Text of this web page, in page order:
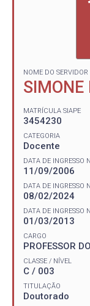
NOME DO SERVIDOR
SIMONE
MATRÍCULA SIAPE
3454230
CATEGORIA
Docente
DATA DE INGRESSO
11/09/2006
DATA DE INGRESSO
08/02/2024
DATA DE INGRESSO
01/03/2013
CARGO
PROFESSOR
CLASSE / NÍVEL
C / 003
TITULAÇÃO
Doutorado